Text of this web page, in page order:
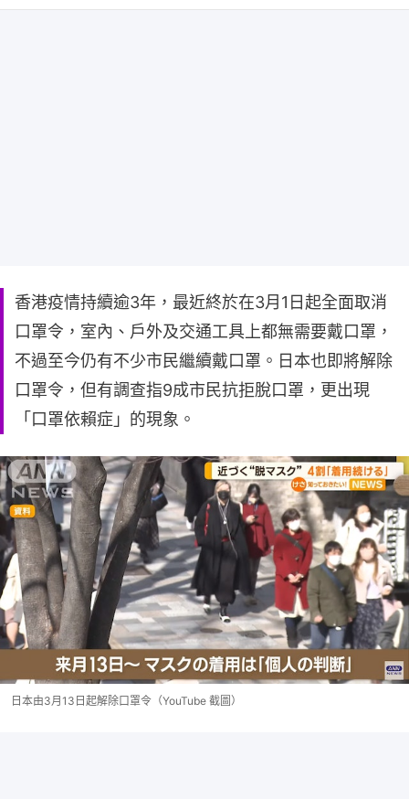
香港疫情持續逾3年，最近終於在3月1日起全面取消
口罩令，室內、戶外及交通工具上都無需要戴口罩，
不過至今仍有不少市民繼續戴口罩。日本也即將解除
口罩令，但有調查指9成市民抗拒脫口罩，更出現
「口罩依賴症」的現象。
日本由3月13日起解除口罩令（YouTube 截圖）